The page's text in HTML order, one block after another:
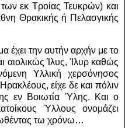
των εκ Τροίας Τευκρών) και
Θρακικής ή Πελασγικής
έχει την αυτήν αρχήν με το
αιολικώς Ίλυς, Ίλυρ καθώς
Υλλική χερσόνησος
είχε δε και πόλιν
εν Βοιωτία Ύλης.
Και ο
Ύλλους ονομάζει
τω χρόνω…